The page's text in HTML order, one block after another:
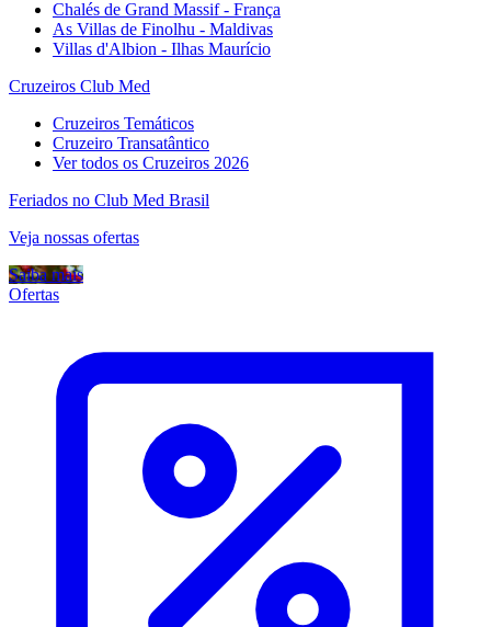
Chalés de Grand Massif - França
As Villas de Finolhu - Maldivas
Villas d'Albion - Ilhas Maurício
Cruzeiros Club Med
Cruzeiros Temáticos
Cruzeiro Transatântico
Ver todos os Cruzeiros 2026
Feriados no Club Med Brasil
Veja nossas ofertas
Saiba mais
Ofertas